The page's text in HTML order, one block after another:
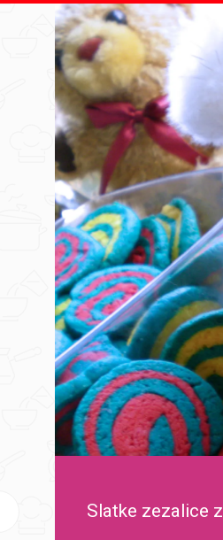
Slatke zezalice